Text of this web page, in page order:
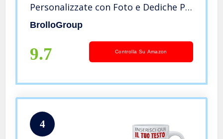
Personalizzate con Foto e Dediche PS
10531
BrolloGroup
9.7 Controlla Su Amazon
4